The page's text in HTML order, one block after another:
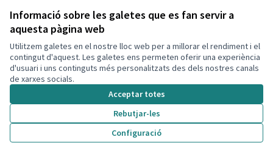
Informació sobre les galetes que es fan servir a
aquesta pàgina web
Utilitzem galetes en el nostre lloc web per a millorar el rendiment i el
contingut d'aquest. Les galetes ens permeten oferir una experiència
d'usuari i uns continguts més personalitzats des dels nostres canals
de xarxes socials.
Acceptar totes
Rebutjar-les
Configuració
Pipican con agility
Acceptada
Soniaa Prados Carmona